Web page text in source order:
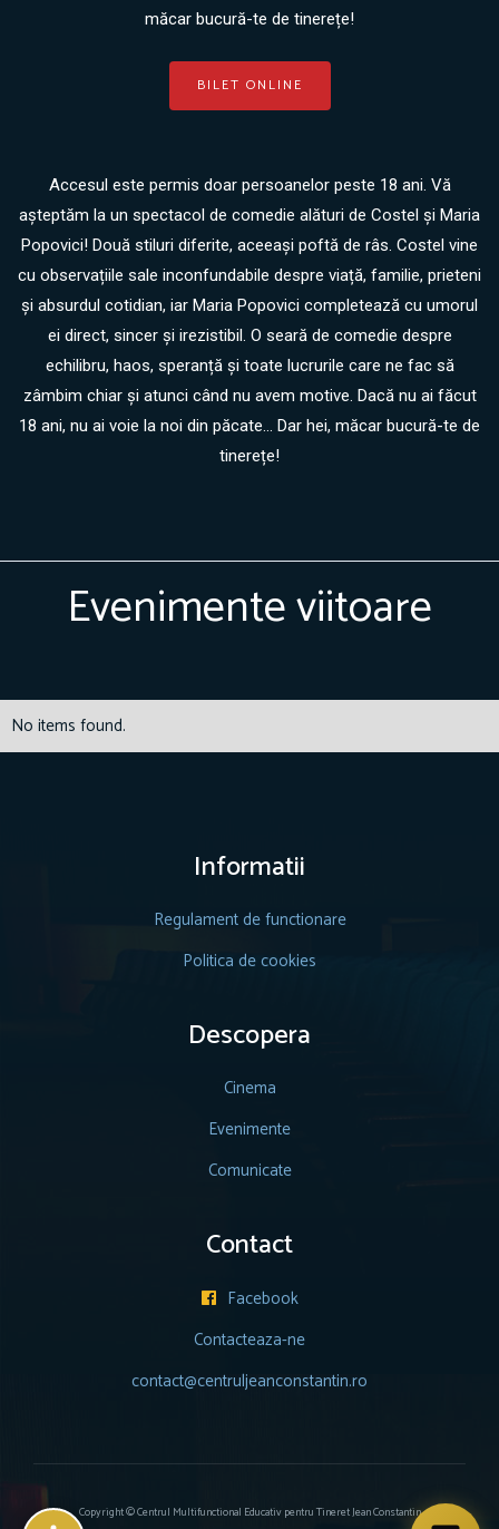
măcar bucură-te de tinerețe!
BILET ONLINE
Accesul este permis doar persoanelor peste 18 ani. Vă
așteptăm la un spectacol de comedie alături de Costel și Maria
Popovici! Două stiluri diferite, aceeași poftă de râs. Costel vine
cu observațiile sale inconfundabile despre viață, familie, prieteni
și absurdul cotidian, iar Maria Popovici completează cu umorul
ei direct, sincer și irezistibil. O seară de comedie despre
echilibru, haos, speranță și toate lucrurile care ne fac să
zâmbim chiar și atunci când nu avem motive. Dacă nu ai făcut
18 ani, nu ai voie la noi din păcate... Dar hei, măcar bucură-te de
tinerețe!
Evenimente viitoare
No items found.
Informatii
Regulament de functionare
Politica de cookies
Descopera
Cinema
Evenimente
Comunicate
Contact

Facebook
Contacteaza-ne
contact@centruljeanconstantin.ro
Copyright © Centrul Multifunctional Educativ pentru Tineret Jean Constantin